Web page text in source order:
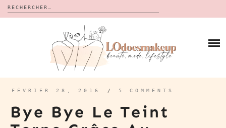
Rechercher :
CALENDRIERS DE L’AVENT
BON PLAN
À PROPOS
CONTACT
FÉVRIER 28, 2016 / 5 COMMENTS
Bye Bye Le Teint